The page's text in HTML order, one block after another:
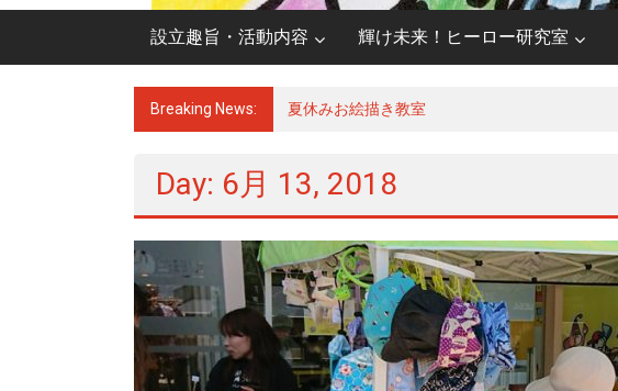
設立趣旨・活動内容 輝け未来！ヒーロー研究室
Breaking News: 夏休みお絵描き教室
Day: 6月 13, 2018